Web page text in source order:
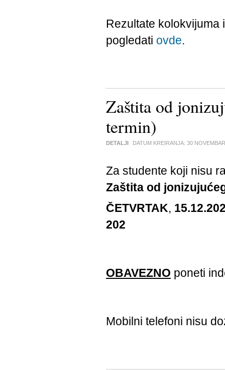
Rezultate kolokvijuma
pogledati ovde.
Zaštita od
termin)
DETALJI DATUM KREIRANJA: 30
Za studente koji nisu
Zaštita od
ČETVRTAK,
202
OBAVEZNO poneti
Mobilni telefoni nisu